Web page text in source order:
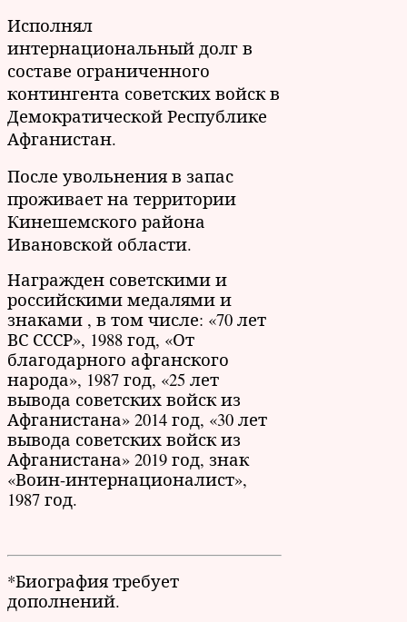
Исполнял
интернациональный долг в
составе ограниченного
контингента советских войск в
Демократической Республике
Афганистан.
После увольнения в запас
проживает на территории
Кинешемского района
Ивановской области.
Награжден советскими и
российскими медалями и
знаками , в том числе: «70 лет
ВС СССР», 1988 год, «От
благодарного афганского
народа», 1987 год, «25 лет
вывода советских войск из
Афганистана» 2014 год, «30 лет
вывода советских войск из
Афганистана» 2019 год, знак
«Воин-интернационалист»,
1987 год.
*Биография требует
дополнений.